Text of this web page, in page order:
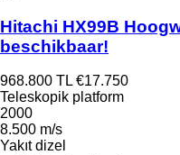
Hitachi HX99B
beschikbaar!
968.800 TL €17.750
Teleskopik platform
2000
8.500 m/s
Yakıt dizel